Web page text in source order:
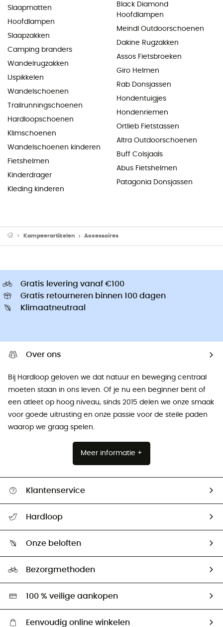
Slaapmatten
Hoofdlampen
Slaapzakken
Camping branders
Wandelrugzakken
IJspikkelen
Wandelschoenen
Trailrunningschoenen
Hardloopschoenen
Klimschoenen
Wandelschoenen kinderen
Fietshelmen
Kinderdrager
Kleding kinderen
Black Diamond
Hoofdlampen
Meindl Outdoorschoenen
Dakine Rugzakken
Assos Fietsbroeken
Giro Helmen
Rab Donsjassen
Hondentuigjes
Hondenriemen
Ortlieb Fietstassen
Altra Outdoorschoenen
Buff Colsjaals
Abus Fietshelmen
Patagonia Donsjassen
Kampeerartikelen Accessoires
Gratis levering vanaf €100
Gratis retourneren binnen 100 dagen
Klimaatneutraal
Over ons
Bij Hardloop geloven we dat natuur en beweging centraal
moeten staan ​​in ons leven. Of je nu een beginner bent of
een atleet op hoog niveau, sinds 2015 delen we onze smaak
voor goede uitrusting en onze passie voor de steile paden
waarop we graag spelen.
Meer informatie +
Klantenservice
Mijn zending volgen
Retourzendingen & Terugbetalingen
Hardloop
Ambassadeurs
Onze beloften
Hardgreen
Bezorgmethoden
100 % veilige aankopen
Eenvoudig online winkelen